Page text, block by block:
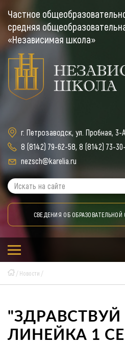
Частное
средняя
«Независимая школа»
г. Петрозаводск, ул. Пробная, 3-А
8 (8142) 79-62-58, 8 (8142) 73-
nezsch@karelia.ru
СВЕДЕНИЯ ОБ ОБРАЗОВАТЕЛЬНОЙ
Новости
ЛИНЕЙКА 1